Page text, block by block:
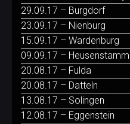
29.09.17 – Burgdorf
23.09.17 – Nienburg
15.09.17 – Wardenburg
09.09.17 – Heusenstamm
20.08.17 – Fulda
20.08.17 – Datteln
13.08.17 – Solingen
12.08.17 – Eggenstein